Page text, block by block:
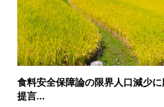
食料安全保障論の限界人口減少
提言...